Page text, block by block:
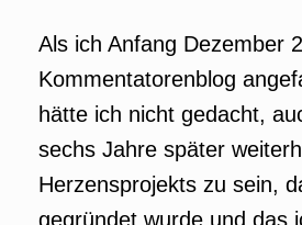
Als ich Anfang Dezember
Kommentatorenblog
hätte ich nicht gedacht,
sechs Jahre später
Herzensprojekts zu sein,
gegründet wurde und das